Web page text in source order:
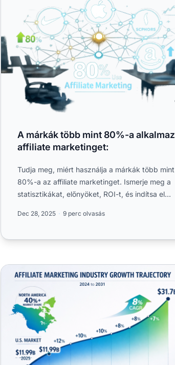
A márkák több mint 80%-a alkalmaz
affiliate marketinget:
Tudja meg, miért használja a márkák több mint
80%-a az affiliate marketinget. Ismerje meg a
statisztikákat, előnyöket, ROI-t, és indítsa el
Dec 28, 2025 9 perc olvasás
Kulcsfontosságú affiliate marketing statisztikák